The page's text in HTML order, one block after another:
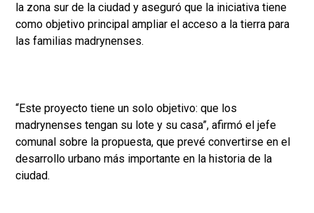
la zona sur de la ciudad y aseguró que la iniciativa tiene
como objetivo principal ampliar el acceso a la tierra para
las familias madrynenses.
“Este proyecto tiene un solo objetivo: que los
madrynenses tengan su lote y su casa”, afirmó el jefe
comunal sobre la propuesta, que prevé convertirse en el
desarrollo urbano más importante en la historia de la
ciudad.